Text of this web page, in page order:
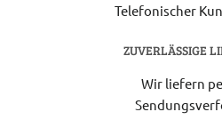
Telefonischer
ZUVERLÄSSIGE
Wir liefern